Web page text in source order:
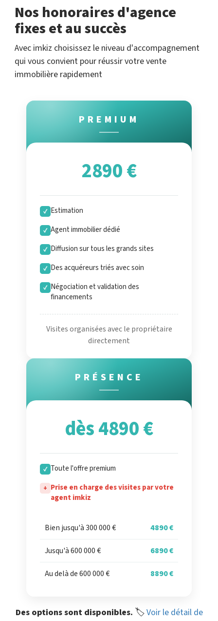
Nos honoraires d'agence
fixes et au succès
Avec imkiz choisissez le niveau d'accompagnement
qui vous convient pour réussir votre vente
immobilière rapidement
PREMIUM
2890 €
✓ Estimation
✓ Agent immobilier dédié
✓ Diffusion sur tous les grands sites
✓ Des acquéreurs triés avec soin
✓ Négociation et validation des
financements
Visites organisées avec le propriétaire
directement
PRÉSENCE
dès 4890 €
✓ Toute l'offre premium
+ Prise en charge des visites par votre
agent imkiz
Bien jusqu'à 300 000 € 4890 €
Jusqu'à 600 000 € 6890 €
Au delà de 600 000 € 8890 €
Des options sont disponibles. 🏷️Voir le détail de